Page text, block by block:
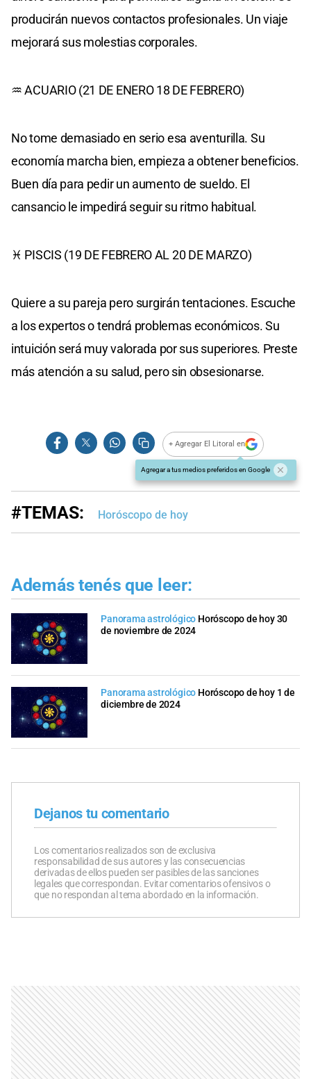
producirán nuevos contactos profesionales. Un viaje
mejorará sus molestias corporales.
♒ ACUARIO (21 DE ENERO 18 DE FEBRERO)
No tome demasiado en serio esa aventurilla. Su
economía marcha bien, empieza a obtener beneficios.
Buen día para pedir un aumento de sueldo. El
cansancio le impedirá seguir su ritmo habitual.
♓ PISCIS (19 DE FEBRERO AL 20 DE MARZO)
Quiere a su pareja pero surgirán tentaciones. Escuche
a los expertos o tendrá problemas económicos. Su
intuición será muy valorada por sus superiores. Preste
más atención a su salud, pero sin obsesionarse.
+ Agregar El Litoral en
Agregar a tus medios preferidos en Google
#TEMAS: Horóscopo de hoy
Además tenés que leer:
Panorama astrológico Horóscopo de hoy 30
de noviembre de 2024
Panorama astrológico Horóscopo de hoy 1 de
diciembre de 2024
Dejanos tu comentario
Los comentarios realizados son de exclusiva
responsabilidad de sus autores y las consecuencias
derivadas de ellos pueden ser pasibles de las sanciones
legales que correspondan. Evitar comentarios ofensivos o
que no respondan al tema abordado en la información.